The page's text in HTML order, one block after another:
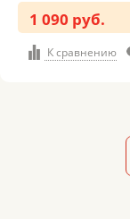
1 090 руб.
К сравнению